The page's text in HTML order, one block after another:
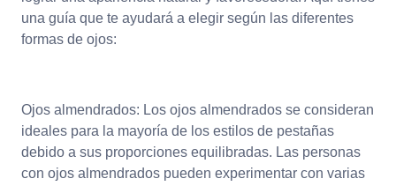
una guía que te ayudará a elegir según las diferentes
formas de ojos:
Ojos almendrados: Los ojos almendrados se consideran
ideales para la mayoría de los estilos de pestañas
debido a sus proporciones equilibradas. Las personas
con ojos almendrados pueden experimentar con varias